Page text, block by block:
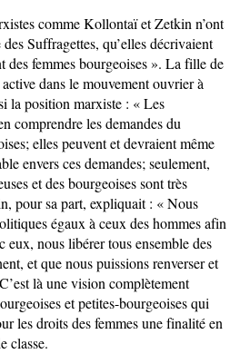
comme Kollontaï et Zetkin n’ont
Suffragettes, qu’elles décrivaient
des femmes bourgeoises ». La fille de
dans le mouvement ouvrier à
la position marxiste : « Les
comprendre les demandes du
elles peuvent et devraient même
envers ces demandes; seulement,
et des bourgeoises sont très
pour sa part, expliquait : « Nous
égaux à ceux des hommes afin
eux, nous libérer tous ensemble des
et que nous puissions renverser et
là une vision complètement
et petites-bourgeoises qui
les droits des femmes une finalité en
classe.